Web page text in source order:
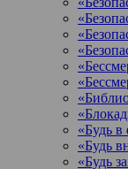
«Будь в
«Будь
«Будь